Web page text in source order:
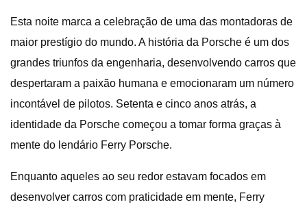
Esta noite marca a celebração de uma das montadoras de
maior prestígio do mundo. A história da Porsche é um dos
grandes triunfos da engenharia, desenvolvendo carros que
despertaram a paixão humana e emocionaram um número
incontável de pilotos. Setenta e cinco anos atrás, a
identidade da Porsche começou a tomar forma graças à
mente do lendário Ferry Porsche.
Enquanto aqueles ao seu redor estavam focados em
desenvolver carros com praticidade em mente, Ferry